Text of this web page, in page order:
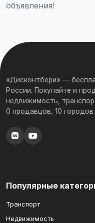
объявления!
«Дисконтбери» —
России. Покупайте и
недвижимость,
0 продавцов, 10 городов.
Популярные
Транспорт
Недвижимость